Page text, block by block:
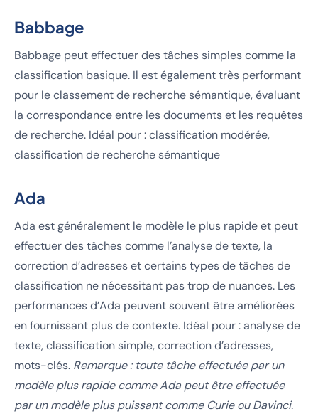
Babbage
Babbage peut effectuer des tâches simples comme la
classification basique. Il est également très performant
pour le classement de recherche sémantique, évaluant
la correspondance entre les documents et les requêtes
de recherche. Idéal pour : classification modérée,
classification de recherche sémantique
Ada
Ada est généralement le modèle le plus rapide et peut
effectuer des tâches comme l’analyse de texte, la
correction d’adresses et certains types de tâches de
classification ne nécessitant pas trop de nuances. Les
performances d’Ada peuvent souvent être améliorées
en fournissant plus de contexte. Idéal pour : analyse de
texte, classification simple, correction d’adresses,
mots-clés. Remarque : toute tâche effectuée par un
modèle plus rapide comme Ada peut être effectuée
par un modèle plus puissant comme Curie ou Davinci.